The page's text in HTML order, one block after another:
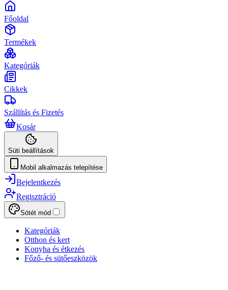
Főoldal
Termékek
Kategóriák
Cikkek
Szállítás és Fizetés
Kosár
Süti beállítások
Mobil alkalmazás telepítése
Bejelentkezés
Regisztráció
Sötét mód
Kategóriák
Otthon és kert
Konyha és étkezés
Főző- és sütőeszközök